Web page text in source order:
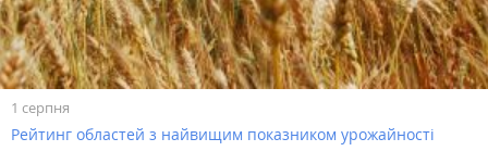
1 серпня
Рейтинг областей з найвищим показником урожайності